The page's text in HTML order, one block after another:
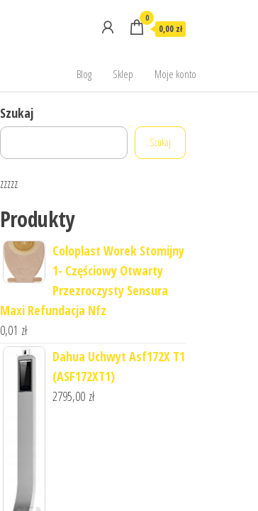
0
0,00 zł
Blog Sklep Moje konto
Szukaj
Szukaj
zzzzz
Produkty
Coloplast Worek Stomijny
1- Częściowy Otwarty
Przezroczysty Sensura
Maxi Refundacja Nfz
0,01 zł
Dahua Uchwyt Asf172X T1
(ASF172XT1)
2795,00 zł